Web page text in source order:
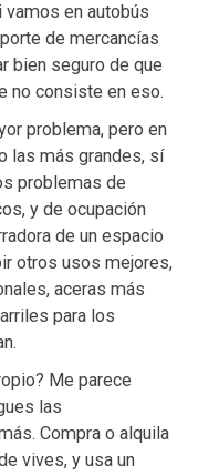
en autobús
de mercancías
bien seguro de que
no consiste en eso.
problema, pero en
las más grandes, sí
problemas de
y de ocupación
de un espacio
otros usos mejores,
aceras más
para los
Me parece
las
Compra o alquila
vives, y usa un